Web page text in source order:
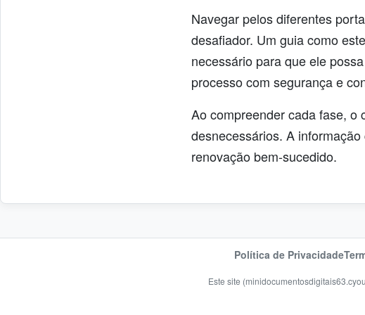
Navegar pelos diferentes
desafiador. Um guia como
necessário para que ele
processo com segurança e
Ao compreender cada fase, o
desnecessários. A
renovação bem-sucedido.
Política de Privacidade
Este site (